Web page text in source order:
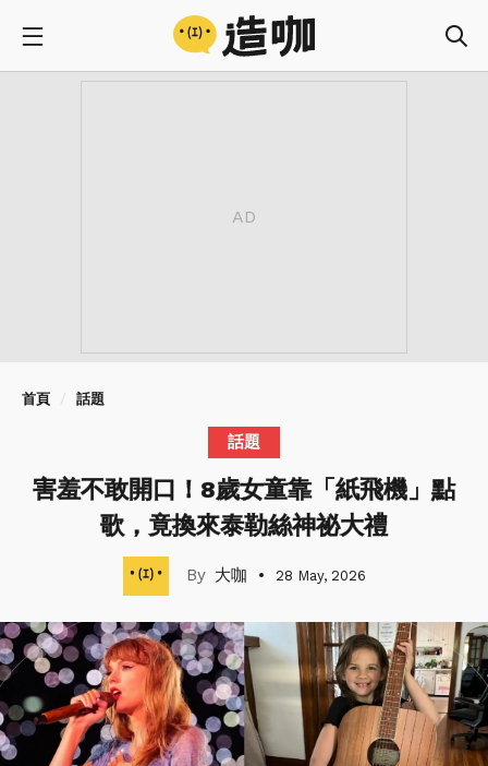
首頁 話題
話題
害羞不敢開口！8歲女童靠「紙飛機」點
歌，竟換來泰勒絲神祕大禮
大咖 28 May, 2026